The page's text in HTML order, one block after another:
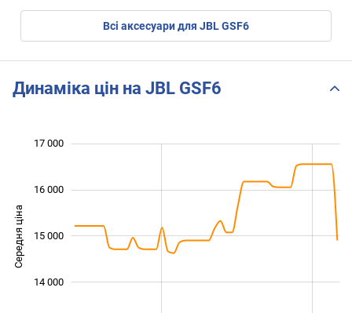
Всі аксесуари для JBL GSF6
Динаміка цін на JBL GSF6
Середня ціна 13 500
14 000
15 000
16 000
17 000